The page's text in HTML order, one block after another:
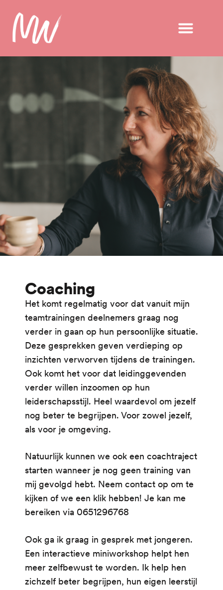
Coaching
Het komt regelmatig voor dat vanuit mijn
teamtrainingen deelnemers graag nog
verder in gaan op hun persoonlijke situatie.
Deze gesprekken geven verdieping op
inzichten verworven tijdens de trainingen.
Ook komt het voor dat leidinggevenden
verder willen inzoomen op hun
leiderschapsstijl. Heel waardevol om jezelf
nog beter te begrijpen. Voor zowel jezelf,
als voor je omgeving.
Natuurlijk kunnen we ook een coachtraject
starten wanneer je nog geen training van
mij gevolgd hebt. Neem contact op om te
kijken of we een klik hebben! Je kan me
bereiken via 0651296768
Ook ga ik graag in gesprek met jongeren.
Een interactieve miniworkshop helpt hen
meer zelfbewust te worden. Ik help hen
zichzelf beter begrijpen, hun eigen leerstijl